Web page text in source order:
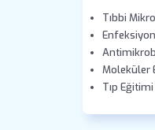
Tıbbi
Enfeksiyon
Moleküler
Tıp Eğitimi